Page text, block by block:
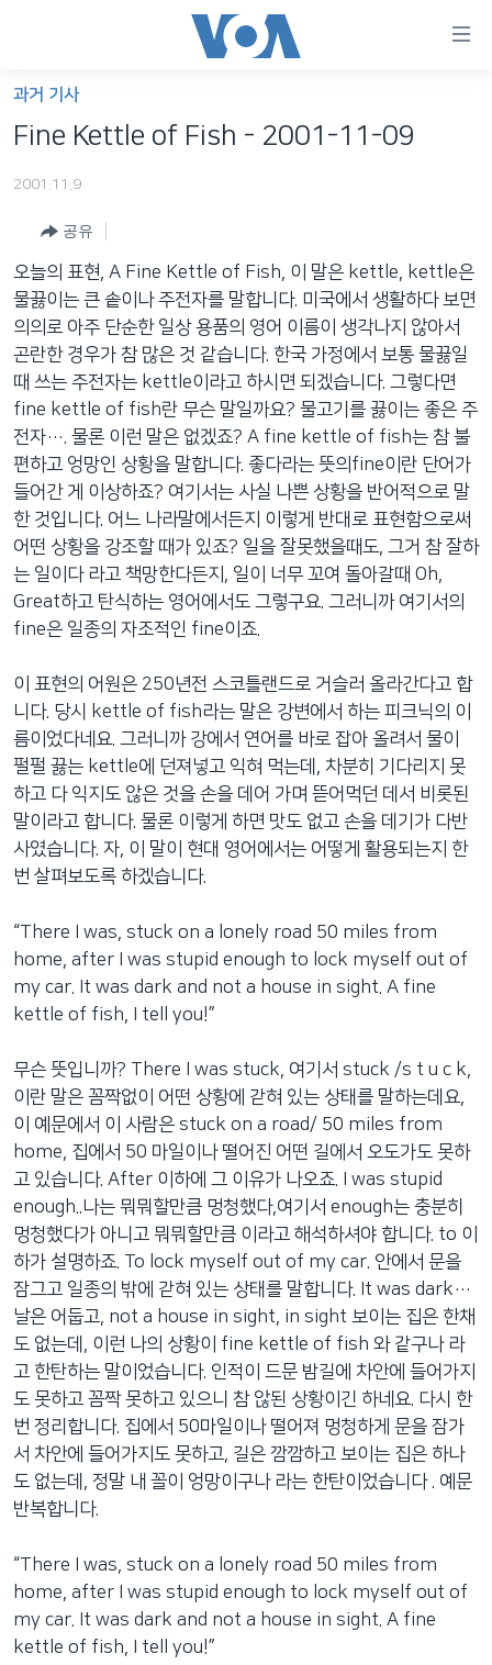
가
능
텐
로
이
동
메
네
비
이
션
검
색
으
이
VOD
라디오
프로그램
주파수 안내
FOLLOW US
언어 선택
과거 기사
Fine Kettle of Fish - 2001-11-09
2001.11.9
공유
오늘의 표현, A Fine Kettle of Fish, 이 말은 kettle, kettle은
물끓이는 큰 솥이나 주전자를 말합니다. 미국에서 생활하다 보면
의의로 아주 단순한 일상 용품의 영어 이름이 생각나지 않아서
곤란한 경우가 참 많은 것 같습니다. 한국 가정에서 보통 물끓일
때 쓰는 주전자는 kettle이라고 하시면 되겠습니다. 그렇다면
fine kettle of fish란 무슨 말일까요? 물고기를 끓이는 좋은 주
전자…. 물론 이런 말은 없겠죠? A fine kettle of fish는 참 불
편하고 엉망인 상황을 말합니다. 좋다라는 뜻의fine이란 단어가
들어간 게 이상하죠? 여기서는 사실 나쁜 상황을 반어적으로 말
한 것입니다. 어느 나라말에서든지 이렇게 반대로 표현함으로써
어떤 상황을 강조할 때가 있죠? 일을 잘못했을때도, 그거 참 잘하
는 일이다 라고 책망한다든지, 일이 너무 꼬여 돌아갈때 Oh,
Great하고 탄식하는 영어에서도 그렇구요. 그러니까 여기서의
fine은 일종의 자조적인 fine이죠.
이 표현의 어원은 250년전 스코틀랜드로 거슬러 올라간다고 합
니다. 당시 kettle of fish라는 말은 강변에서 하는 피크닉의 이
름이었다네요. 그러니까 강에서 연어를 바로 잡아 올려서 물이
펄펄 끓는 kettle에 던져넣고 익혀 먹는데, 차분히 기다리지 못
하고 다 익지도 않은 것을 손을 데어 가며 뜯어먹던 데서 비롯된
말이라고 합니다. 물론 이렇게 하면 맛도 없고 손을 데기가 다반
사였습니다. 자, 이 말이 현대 영어에서는 어떻게 활용되는지 한
번 살펴보도록 하겠습니다.
“There I was, stuck on a lonely road 50 miles from
home, after I was stupid enough to lock myself out of
my car. It was dark and not a house in sight. A fine
kettle of fish, I tell you!”
무슨 뜻입니까? There I was stuck, 여기서 stuck /s t u c k,
이란 말은 꼼짝없이 어떤 상황에 갇혀 있는 상태를 말하는데요,
이 예문에서 이 사람은 stuck on a road/ 50 miles from
home, 집에서 50 마일이나 떨어진 어떤 길에서 오도가도 못하
고 있습니다. After 이하에 그 이유가 나오죠. I was stupid
enough..나는 뭐뭐할만큼 멍청했다,여기서 enough는 충분히
멍청했다가 아니고 뭐뭐할만큼 이라고 해석하셔야 합니다. to 이
하가 설명하죠. To lock myself out of my car. 안에서 문을
잠그고 일종의 밖에 갇혀 있는 상태를 말합니다. It was dark…
날은 어둡고, not a house in sight, in sight 보이는 집은 한채
도 없는데, 이런 나의 상황이 fine kettle of fish 와 같구나 라
고 한탄하는 말이었습니다. 인적이 드문 밤길에 차안에 들어가지
도 못하고 꼼짝 못하고 있으니 참 않된 상황이긴 하네요. 다시 한
번 정리합니다. 집에서 50마일이나 떨어져 멍청하게 문을 잠가
서 차안에 들어가지도 못하고, 길은 깜깜하고 보이는 집은 하나
도 없는데, 정말 내 꼴이 엉망이구나 라는 한탄이었습니다 . 예문
반복합니다.
“There I was, stuck on a lonely road 50 miles from
home, after I was stupid enough to lock myself out of
my car. It was dark and not a house in sight. A fine
kettle of fish, I tell you!”